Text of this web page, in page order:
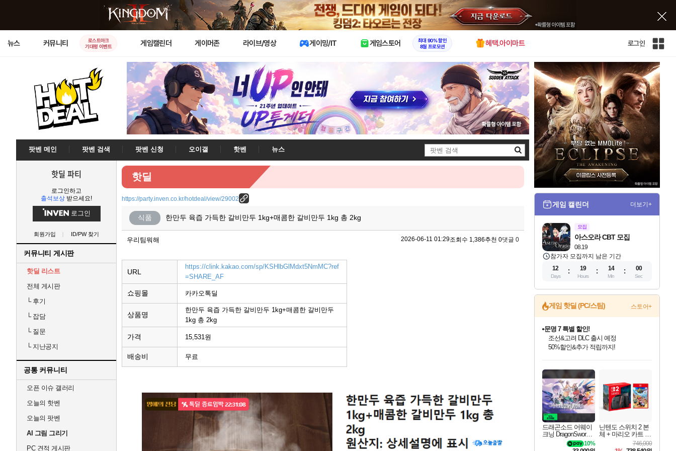
X
뉴스 커뮤니티
로스트아크
기대평 이벤트
게임캘린더 게이머존 라이브/영상 게이밍/IT 게임스토어
최대 90% 할인
8월 프로모션
혜택.아이마트 로그인
인
전
체
사
이
트
맵
팟벤 메인 팟벤 검색 팟벤 신청 오이갤 핫벤
뉴스
검
색
핫딜 파티
로그인하고
출석보상 받으세요!
로그인
회원가입 ID/PW 찾기
커뮤니티 게시판
핫딜 리스트
전체 게시판
└후기
└잡담
└질문
└지난공지
공통 커뮤니티
오픈 이슈 갤러리
오늘의 핫벤
오늘의 팟벤
AI 그림 그리기
PC 견적 게시판
핫딜
https://party.inven.co.kr/hotdeal/view/29002
식품 한만두 육즙 가득한 갈비만두 1kg+매콤한 갈비만두 1kg 총 2kg
우리팀뭐해 2026-06-11 01:29조회수 1,386추천 0댓글 0
URL
https://clink.kakao.com/sp/KSHlbGlMdxt5NmMC?ref
=SHARE_AF
쇼핑몰 카카오톡딜
상품명
한만두 육즙 가득한 갈비만두 1kg+매콤한 갈비만두
1kg 총 2kg
가격 15,531원
배송비 무료
게임 캘린더 더보기+
모집
08.19
아스오라 CBT 모집
참가자 모집까지 남은 기간
12
Days
19
Hours
13
Min
59
Sec
게임 핫딜 (PC/스팀) 스토어+
최대 90% 할인가를 만나보세요!
네이버혜택과 함께 만나보세요!
문명 7 특별 할인!
조선&고려 DLC 출시 예정
50%할인&추가 적립까지!
이니&베니 혜택까지!
네이버 혜택가와 함께 예약하세요!
할인&네이버혜택으로 만나보세요!
네이버페이 혜택과 만나보세요!
40주년 프로모션으로 만나보세요!
네이버 포인트 혜택까지!
할인가에 만나보세요!
일부 에디션 상시 할인!
혜택으로 예약 판매 중
편안하게 충전하세요
드래곤소드 어웨이
크닝 DragonSword A
10%
닌텐도 스위치 2 본
체 + 마리오 카트 월
746,000